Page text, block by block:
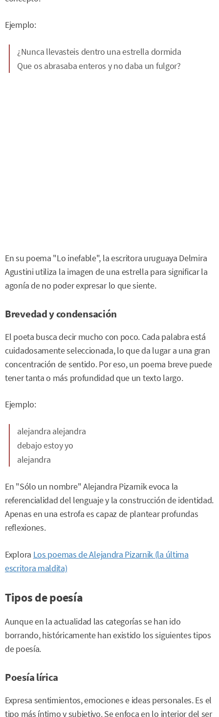
Ejemplo:
¿Nunca llevasteis dentro una estrella dormida
Que os abrasaba enteros y no daba un fulgor?
En su poema "Lo inefable", la escritora uruguaya Delmira
Agustini utiliza la imagen de una estrella para significar la
agonía de no poder expresar lo que siente.
Brevedad y condensación
El poeta busca decir mucho con poco. Cada palabra está
cuidadosamente seleccionada, lo que da lugar a una gran
concentración de sentido. Por eso, un poema breve puede
tener tanta o más profundidad que un texto largo.
Ejemplo:
alejandra alejandra
debajo estoy yo
alejandra
En "Sólo un nombre" Alejandra Pizarnik evoca la
referencialidad del lenguaje y la construcción de identidad.
Apenas en una estrofa es capaz de plantear profundas
reflexiones.
Explora Los poemas de Alejandra Pizarnik (la última
escritora maldita)
Tipos de poesía
Aunque en la actualidad las categorías se han ido
borrando, históricamente han existido los siguientes tipos
de poesía.
Poesía lírica
Expresa sentimientos, emociones e ideas personales. Es el
tipo más íntimo y subjetivo. Se enfoca en lo interior del ser